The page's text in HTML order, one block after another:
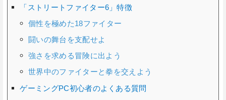
「ストリートファイター6」特徴
個性を極めた18ファイター
闘いの舞台を支配せよ
強さを求める冒険に出よう
世界中のファイターと拳を交えよう
ゲーミングPC初心者のよくある質問